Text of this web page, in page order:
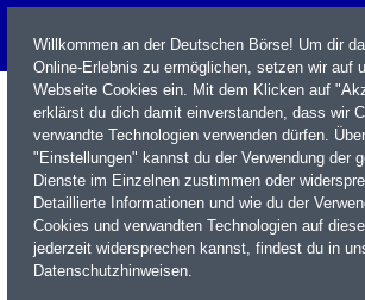
Name / WKN / ISIN / Kürzel
Willkommen an der Deutschen Börse! Um dir
Online-Erlebnis zu ermöglichen, setzen wir auf
Webseite Cookies ein. Mit dem Klicken auf
erklärst du dich damit einverstanden, dass wir
verwandte Technologien verwenden dürfen.
"Einstellungen" kannst du der Verwendung der
Dienste im Einzelnen zustimmen oder
Detaillierte Informationen und wie du der
Cookies und verwandten Technologien auf
jederzeit widersprechen kannst, findest du in
Datenschutzhinweisen.